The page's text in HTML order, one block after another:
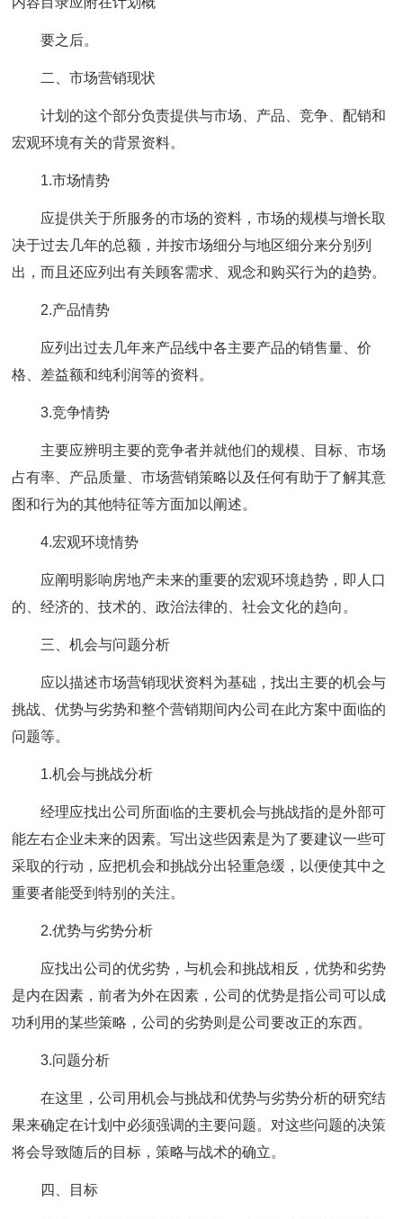
要之后。
二、市场营销现状
计划的这个部分负责提供与市场、产品、竞争、配销和
宏观环境有关的背景资料。
1.市场情势
应提供关于所服务的市场的资料，市场的规模与增长取
决于过去几年的总额，并按市场细分与地区细分来分别列
出，而且还应列出有关顾客需求、观念和购买行为的趋势。
2.产品情势
应列出过去几年来产品线中各主要产品的销售量、价
格、差益额和纯利润等的资料。
3.竞争情势
主要应辨明主要的竞争者并就他们的规模、目标、市场
占有率、产品质量、市场营销策略以及任何有助于了解其意
图和行为的其他特征等方面加以阐述。
4.宏观环境情势
应阐明影响房地产未来的重要的宏观环境趋势，即人口
的、经济的、技术的、政治法律的、社会文化的趋向。
三、机会与问题分析
应以描述市场营销现状资料为基础，找出主要的机会与
挑战、优势与劣势和整个营销期间内公司在此方案中面临的
问题等。
1.机会与挑战分析
经理应找出公司所面临的主要机会与挑战指的是外部可
能左右企业未来的因素。写出这些因素是为了要建议一些可
采取的行动，应把机会和挑战分出轻重急缓，以便使其中之
重要者能受到特别的关注。
2.优势与劣势分析
应找出公司的优劣势，与机会和挑战相反，优势和劣势
是内在因素，前者为外在因素，公司的优势是指公司可以成
功利用的某些策略，公司的劣势则是公司要改正的东西。
3.问题分析
在这里，公司用机会与挑战和优势与劣势分析的研究结
果来确定在计划中必须强调的主要问题。对这些问题的决策
将会导致随后的目标，策略与战术的确立。
四、目标